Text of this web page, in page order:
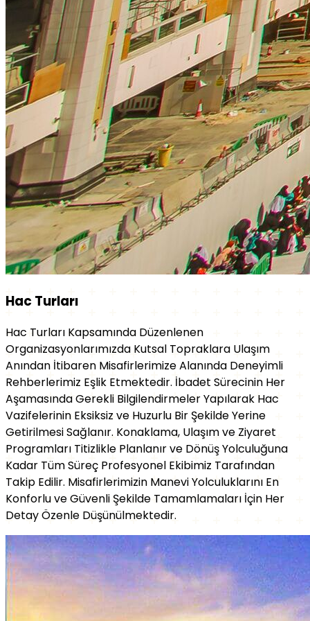
Mekke
Hac Turları
Hac Turları Kapsamında Düzenlenen
Organizasyonlarımızda Kutsal Topraklara Ulaşım
Anından İtibaren Misafirlerimize Alanında Deneyimli
Rehberlerimiz Eşlik Etmektedir. İbadet Sürecinin Her
Aşamasında Gerekli Bilgilendirmeler Yapılarak Hac
Vazifelerinin Eksiksiz ve Huzurlu Bir Şekilde Yerine
Getirilmesi Sağlanır. Konaklama, Ulaşım ve Ziyaret
Programları Titizlikle Planlanır ve Dönüş Yolculuğuna
Kadar Tüm Süreç Profesyonel Ekibimiz Tarafından
Takip Edilir. Misafirlerimizin Manevi Yolculuklarını En
Konforlu ve Güvenli Şekilde Tamamlamaları İçin Her
Detay Özenle Düşünülmektedir.